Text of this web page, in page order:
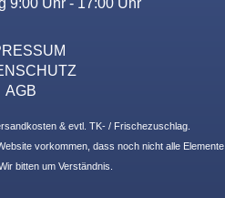
AGB
& evtl. TK- / Frischezuschlag.
vorkommen, dass noch nicht alle Elemente
bitten um Verständnis.